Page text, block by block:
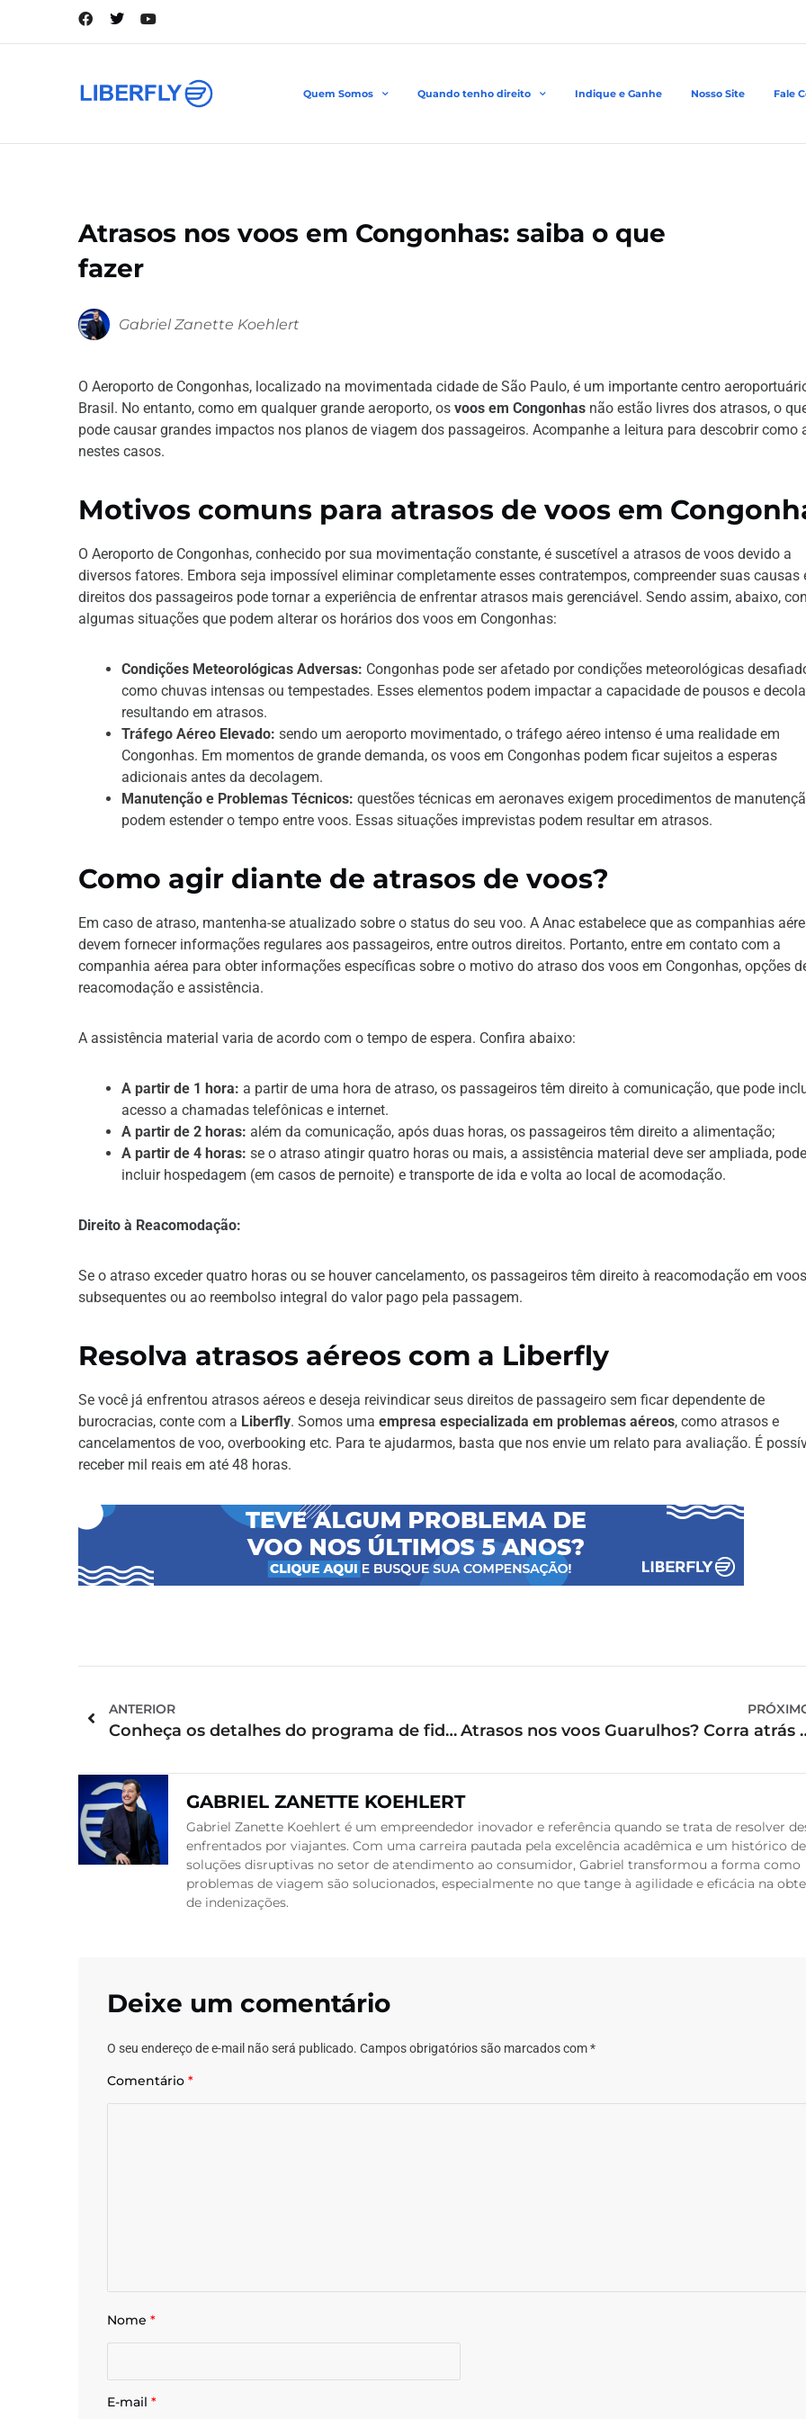
Quem Somos Quando tenho direito Indique e Ganhe Nosso Site Fale
Atrasos nos voos em Congonhas: saiba o que
fazer
Gabriel Zanette Koehlert
O Aeroporto de Congonhas, localizado na movimentada cidade de São Paulo, é um importante centro
Brasil. No entanto, como em qualquer grande aeroporto, os voos em Congonhas não estão livres dos atrasos, o
pode causar grandes impactos nos planos de viagem dos passageiros. Acompanhe a leitura para descobrir como
nestes casos.
Motivos comuns para atrasos de voos em
O Aeroporto de Congonhas, conhecido por sua movimentação constante, é suscetível a atrasos de voos devido a
diversos fatores. Embora seja impossível eliminar completamente esses contratempos, compreender suas causas
direitos dos passageiros pode tornar a experiência de enfrentar atrasos mais gerenciável. Sendo assim, abaixo,
algumas situações que podem alterar os horários dos voos em Congonhas:
Condições Meteorológicas Adversas: Congonhas pode ser afetado por condições meteorológicas
como chuvas intensas ou tempestades. Esses elementos podem impactar a capacidade de pousos e
resultando em atrasos.
Tráfego Aéreo Elevado: sendo um aeroporto movimentado, o tráfego aéreo intenso é uma realidade em
Congonhas. Em momentos de grande demanda, os voos em Congonhas podem ficar sujeitos a esperas
adicionais antes da decolagem.
Manutenção e Problemas Técnicos: questões técnicas em aeronaves exigem procedimentos de
podem estender o tempo entre voos. Essas situações imprevistas podem resultar em atrasos.
Como agir diante de atrasos de voos?
Em caso de atraso, mantenha-se atualizado sobre o status do seu voo. A Anac estabelece que as companhias
devem fornecer informações regulares aos passageiros, entre outros direitos. Portanto, entre em contato com a
companhia aérea para obter informações específicas sobre o motivo do atraso dos voos em Congonhas, opções
reacomodação e assistência.
A assistência material varia de acordo com o tempo de espera. Confira abaixo:
A partir de 1 hora: a partir de uma hora de atraso, os passageiros têm direito à comunicação, que pode
acesso a chamadas telefônicas e internet.
A partir de 2 horas: além da comunicação, após duas horas, os passageiros têm direito a alimentação;
A partir de 4 horas: se o atraso atingir quatro horas ou mais, a assistência material deve ser ampliada,
incluir hospedagem (em casos de pernoite) e transporte de ida e volta ao local de acomodação.
Direito à Reacomodação:
Se o atraso exceder quatro horas ou se houver cancelamento, os passageiros têm direito à reacomodação em voos
subsequentes ou ao reembolso integral do valor pago pela passagem.
Resolva atrasos aéreos com a Liberfly
Se você já enfrentou atrasos aéreos e deseja reivindicar seus direitos de passageiro sem ficar dependente de
burocracias, conte com a Liberfly. Somos uma empresa especializada em problemas aéreos, como atrasos e
cancelamentos de voo, overbooking etc. Para te ajudarmos, basta que nos envie um relato para avaliação. É
receber mil reais em até 48 horas.
ANTERIOR
Conheça os detalhes do programa de fidelidade Gol Atrasos nos voos
GABRIEL ZANETTE KOEHLERT
Gabriel Zanette Koehlert é um empreendedor inovador e referência quando se trata de resolver
enfrentados por viajantes. Com uma carreira pautada pela excelência acadêmica e um histórico de
soluções disruptivas no setor de atendimento ao consumidor, Gabriel transformou a forma como
problemas de viagem são solucionados, especialmente no que tange à agilidade e eficácia na
de indenizações.
Deixe um comentário
O seu endereço de e-mail não será publicado. Campos obrigatórios são marcados com*
Comentário *
Nome *
E-mail *